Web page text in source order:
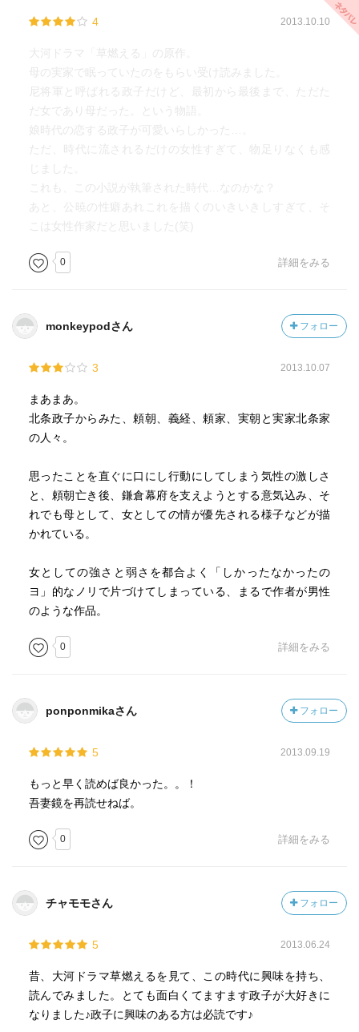
ｐ408 頼家
頼朝が死んで早くに将軍になった頼家は、父とは正反対
の性格だった。頼朝が太身のおおらかなタイプだったのに
対して、頼家は細身の神経質タイプ。寡黙な、粘液質だっ
た頼朝に対して、義家は即断即決な人間だった。
仕事の速い頼家は始めこそ評判が良かったが、独りよが
りなところが強く、組織のトップになるほどの器の大きさ
が無かったようである。
ｐ478 北条家の博打
頼家が将軍になってから、比企一族が頼家に側室を持た
地位が揺らいだ。頼家が死ねば、比企家の血を継ぐ側室の
頼家が危篤になった際、北条時政を中心に比企一族の謀
殺が企てられた。頼家が死に際して後継者を決める前に比
た北条家は三代将軍に実朝を担ぐことができた。
ｐ496 北条家の博打②
比企一族を謀殺した後、頼家を出家させ伊豆の修禅寺に
連の鮮やかな政変劇は博打というには計画的すぎだろ。
ｐ580 三浦義村
実朝が鶴岡八幡宮で公暁に仇討された事件。これを裏で
母は義村の妻である。ちなみに公暁を誅伐したのは義村で
ある。その功績で義村は駿河の守に任官されている。実朝
と公暁を利用して自分の出世を果たしたのだ。
した。この人物は非常に興味を掻き立てられる！！
永井路子の「私の一冊」と言わしめた歴史資料。北条氏
寄りの記事が多いこの日記帳は「でたらめだらけ」である
が深い意味を持つ。そう永井路子は言った。
ｐ596 乳母に目を付けた
ある。
＿＿＿＿＿＿
次は三浦義村について勉強したくなった。そんな本であ
った。
4 2013.10.10
大河ドラマ「草燃える」の原作。
母の実家で眠っていたのをもらい受け読みました。
尼将軍と呼ばれる政子だけど、最初から最後まで、ただた
だ女であり母だった。という物語。
娘時代の恋する政子が可愛いらしかった…。
ただ、時代に流されるだけの女性すぎて、物足りなくも感
じました。
これも、この小説が執筆された時代…なのかな？
あと、公暁の性癖あれこれを描くのいきいきしすぎて、そ
こは女性作家だと思いました(笑)
0 詳細をみる
monkeypodさん フォロー
3 2013.10.07
まあまあ。
北条政子からみた、頼朝、義経、頼家、実朝と実家北条家
の人々。
思ったことを直ぐに口にし行動にしてしまう気性の激しさ
と、頼朝亡き後、鎌倉幕府を支えようとする意気込み、そ
れでも母として、女としての情が優先される様子などが描
かれている。
女としての強さと弱さを都合よく「しかったなかったの
ヨ」的なノリで片づけてしまっている、まるで作者が男性
のような作品。
0 詳細をみる
ponponmikaさん フォロー
5 2013.09.19
もっと早く読めば良かった。。！
吾妻鏡を再読せねば。
0 詳細をみる
チャモモさん フォロー
5 2013.06.24
昔、大河ドラマ草燃えるを見て、この時代に興味を持ち、
読んでみました。とても面白くてますます政子が大好きに
なりました♪政子に興味のある方は必読です♪